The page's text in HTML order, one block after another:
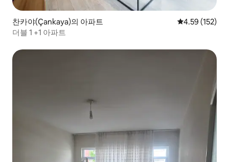
찬카야(Çankaya)의 아파트 평점 4.59점(5
4.59 (152)
더블 1 +1 아파트